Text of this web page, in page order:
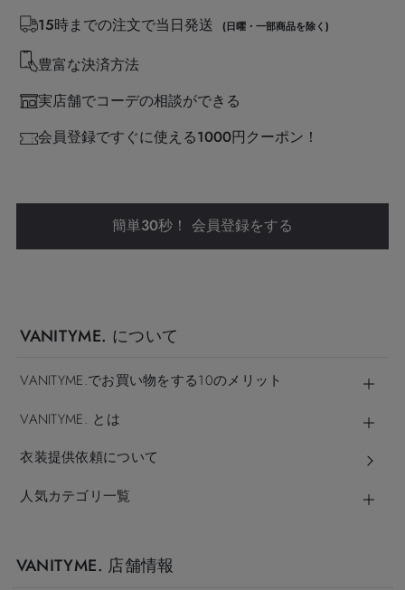
15時までの注文で当日発送
(日曜・一部商品を除く)
豊富な決済方法
実店舗でコーデの相談ができる
会員登録ですぐに使える1000円クーポン！
簡単30秒！ 会員登録をする
VANITYME. について
VANITYME.でお買い物をする10のメリット
VANITYME. とは
衣装提供依頼について
人気カテゴリ一覧
VANITYME. 店舗情報